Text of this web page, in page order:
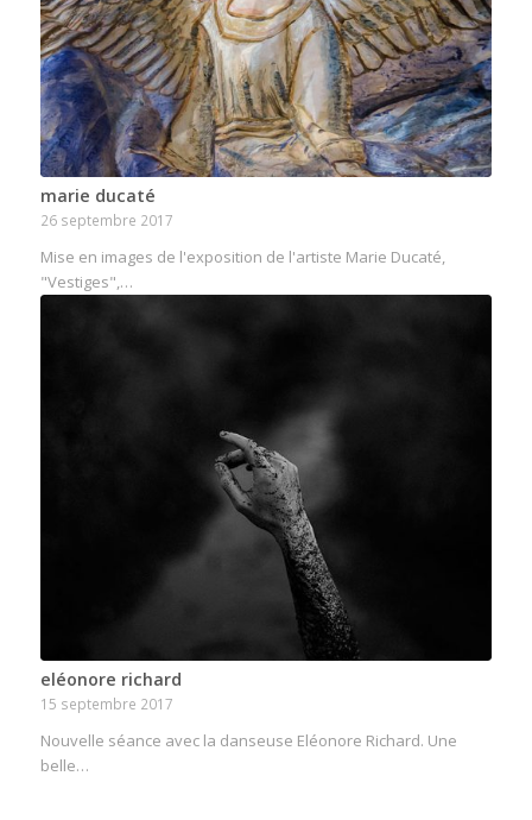
marie ducaté
26 septembre 2017
Mise en images de l'exposition de l'artiste Marie Ducaté,
"Vestiges",…
eléonore richard
15 septembre 2017
Nouvelle séance avec la danseuse Eléonore Richard. Une
belle…